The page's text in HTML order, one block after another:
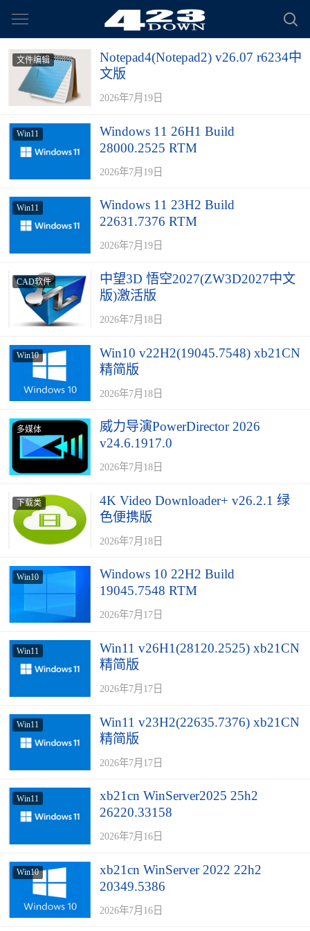
文件编辑
Notepad4(Notepad2) v26.07 r6234中
文版
2026年7月19日
Win11
Windows 11 26H1 Build
28000.2525 RTM
2026年7月19日
Win11
Windows 11 23H2 Build
22631.7376 RTM
2026年7月19日
CAD软件
中望3D 悟空2027(ZW3D2027中文
版)激活版
2026年7月18日
Win10
Win10 v22H2(19045.7548) xb21CN
精简版
2026年7月18日
多媒体
威力导演PowerDirector 2026
v24.6.1917.0
2026年7月18日
下载类
4K Video Downloader+ v26.2.1 绿
色便携版
2026年7月18日
Win10
Windows 10 22H2 Build
19045.7548 RTM
2026年7月17日
Win11
Win11 v26H1(28120.2525) xb21CN
精简版
2026年7月17日
Win11
Win11 v23H2(22635.7376) xb21CN
精简版
2026年7月17日
Win11
xb21cn WinServer2025 25h2
26220.33158
2026年7月16日
Win10
xb21cn WinServer 2022 22h2
20349.5386
2026年7月16日